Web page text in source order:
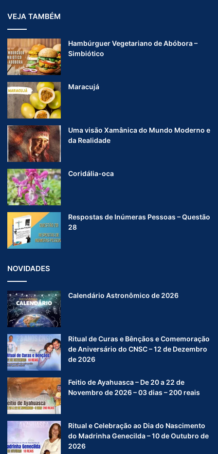
VEJA TAMBÉM
Hambúrguer Vegetariano de Abóbora –
Simbiótico
Maracujá
Uma visão Xamânica do Mundo Moderno e
da Realidade
Coridália-oca
Respostas de Inúmeras Pessoas – Questão
28
NOVIDADES
Calendário Astronômico de 2026
Ritual de Curas e Bênçãos e Comemoração
de Aniversário do CNSC – 12 de Dezembro
de 2026
Feitio de Ayahuasca – De 20 a 22 de
Novembro de 2026 – 03 dias – 200 reais
Ritual e Celebração ao Dia do Nascimento
do Madrinha Genecilda – 10 de Outubro de
2026